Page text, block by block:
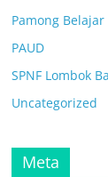
Pamong Belajar
PAUD
SPNF Lombok
Uncategorized
Meta